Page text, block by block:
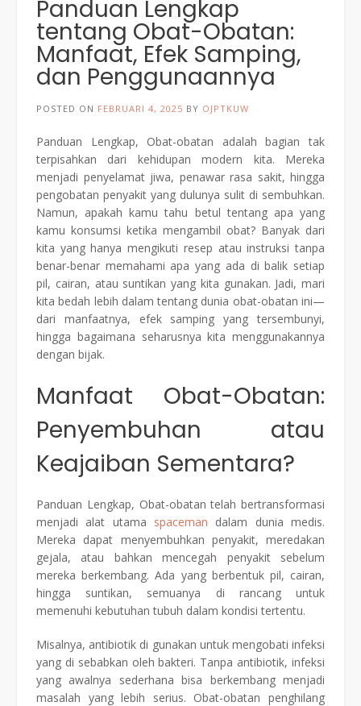
Panduan Lengkap
tentang Obat-Obatan:
Manfaat, Efek Samping,
dan Penggunaannya
POSTED ON FEBRUARI 4, 2025 BY OJPTKUW
Panduan Lengkap, Obat-obatan adalah bagian tak
terpisahkan dari kehidupan modern kita. Mereka
menjadi penyelamat jiwa, penawar rasa sakit, hingga
pengobatan penyakit yang dulunya sulit di sembuhkan.
Namun, apakah kamu tahu betul tentang apa yang
kamu konsumsi ketika mengambil obat? Banyak dari
kita yang hanya mengikuti resep atau instruksi tanpa
benar-benar memahami apa yang ada di balik setiap
pil, cairan, atau suntikan yang kita gunakan. Jadi, mari
kita bedah lebih dalam tentang dunia obat-obatan ini—
dari manfaatnya, efek samping yang tersembunyi,
hingga bagaimana seharusnya kita menggunakannya
dengan bijak.
Manfaat Obat-Obatan:
Penyembuhan atau
Keajaiban Sementara?
Panduan Lengkap, Obat-obatan telah bertransformasi
menjadi alat utama spaceman dalam dunia medis.
Mereka dapat menyembuhkan penyakit, meredakan
gejala, atau bahkan mencegah penyakit sebelum
mereka berkembang. Ada yang berbentuk pil, cairan,
hingga suntikan, semuanya di rancang untuk
memenuhi kebutuhan tubuh dalam kondisi tertentu.
Misalnya, antibiotik di gunakan untuk mengobati infeksi
yang di sebabkan oleh bakteri. Tanpa antibiotik, infeksi
yang awalnya sederhana bisa berkembang menjadi
masalah yang lebih serius. Obat-obatan penghilang